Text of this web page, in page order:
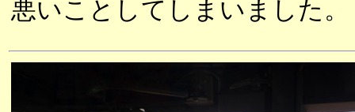
悪いことしてしまいました。